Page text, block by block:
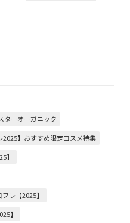
ターオーガニック
2025】おすすめ限定コスメ特集
】
レ【2025】
】